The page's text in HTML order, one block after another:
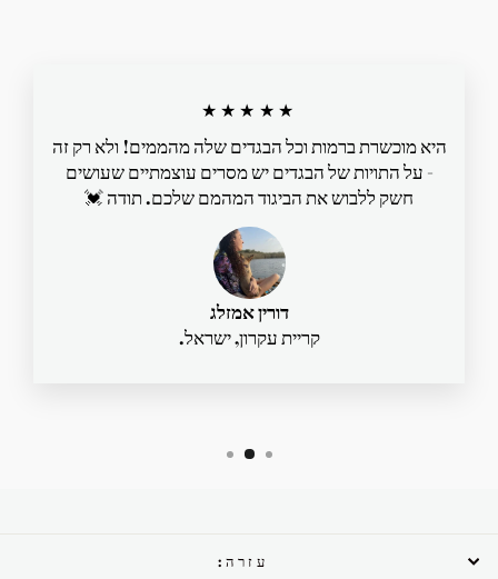
★★★★★
היא מוכשרת ברמות וכל הבגדים שלה מהממים! ולא רק זה
- על התויות של הבגדים יש מסרים עוצמתיים שעושים
חשק ללבוש את הביגוד המהמם שלכם. תודה 💓
דורין אמזלג
קריית עקרון, ישראל.
עזרה: